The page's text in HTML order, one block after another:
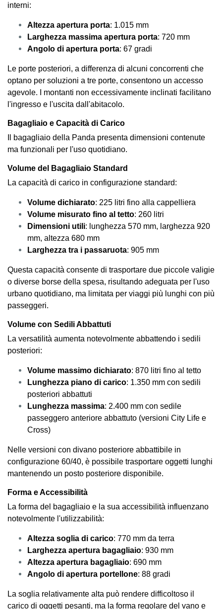
interni:
Altezza apertura porta: 1.015 mm
Larghezza massima apertura porta: 720 mm
Angolo di apertura porta: 67 gradi
Le porte posteriori, a differenza di alcuni concorrenti che
optano per soluzioni a tre porte, consentono un accesso
agevole. I montanti non eccessivamente inclinati facilitano
l'ingresso e l'uscita dall'abitacolo.
Bagagliaio e Capacità di Carico
Il bagagliaio della Panda presenta dimensioni contenute
ma funzionali per l'uso quotidiano.
Volume del Bagagliaio Standard
La capacità di carico in configurazione standard:
Volume dichiarato: 225 litri fino alla cappelliera
Volume misurato fino al tetto: 260 litri
Dimensioni utili: lunghezza 570 mm, larghezza 920
mm, altezza 680 mm
Larghezza tra i passaruota: 905 mm
Questa capacità consente di trasportare due piccole valigie
o diverse borse della spesa, risultando adeguata per l'uso
urbano quotidiano, ma limitata per viaggi più lunghi con più
passeggeri.
Volume con Sedili Abbattuti
La versatilità aumenta notevolmente abbattendo i sedili
posteriori:
Volume massimo dichiarato: 870 litri fino al tetto
Lunghezza piano di carico: 1.350 mm con sedili
posteriori abbattuti
Lunghezza massima: 2.400 mm con sedile
passeggero anteriore abbattuto (versioni City Life e
Cross)
Nelle versioni con divano posteriore abbattibile in
configurazione 60/40, è possibile trasportare oggetti lunghi
mantenendo un posto posteriore disponibile.
Forma e Accessibilità
La forma del bagagliaio e la sua accessibilità influenzano
notevolmente l'utilizzabilità:
Altezza soglia di carico: 770 mm da terra
Larghezza apertura bagagliaio: 930 mm
Altezza apertura bagagliaio: 690 mm
Angolo di apertura portellone: 88 gradi
La soglia relativamente alta può rendere difficoltoso il
carico di oggetti pesanti, ma la forma regolare del vano e